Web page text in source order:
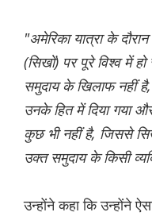
"अमेरिका यात्रा के
(सिखों) पर पूरे विश्व में
समुदाय के खिलाफ नहीं
उनके हित में दिया गया
कुछ भी नहीं है, जिससे
उक्त समुदाय के किसी
उन्होंने कहा कि उन्होंने